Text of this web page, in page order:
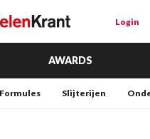
Login
AWARDS
Formules Slijterijen